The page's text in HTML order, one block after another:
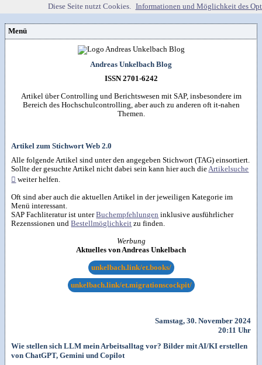
Menü
unkelbach.expert
Internet (149)
Office (90)
RSS-Feed
Apps für Android
Webempfehlungen
Workshop & Seminar
Autorenleben
Weitere Projekte
Impressum&Datenschutzerklärung
Andreas Unkelbach Blog
ISSN 2701-6242
Artikel über Controlling und Berichtswesen mit SAP, insbesondere im
Bereich des Hochschulcontrolling, aber auch zu anderen oft it-nahen
Themen.
Artikel zum Stichwort Web 2.0
Alle folgende Artikel sind unter den angegeben Stichwort (TAG) einsortiert.
Sollte der gesuchte Artikel nicht dabei sein kann hier auch die Artikelsuche
 weiter helfen.
Oft sind aber auch die aktuellen Artikel in der jeweiligen Kategorie im
Menü interessant.
SAP Fachliteratur ist unterBuchempfehlungen inklusive ausführlicher
Rezenssionen undBestellmöglichkeit zu finden.
Werbung
Aktuelles von Andreas Unkelbach
unkelbach.link/et.books/
unkelbach.link/et.migrationscockpit/
Samstag, 30. November 2024
20:11 Uhr
Wie stellen sich LLM mein Arbeitsalltag vor? Bilder mit AI/KI erstellen
von ChatGPT, Gemini und Copilot
Diese Seite nutzt Cookies. Informationen und Möglichkeit des